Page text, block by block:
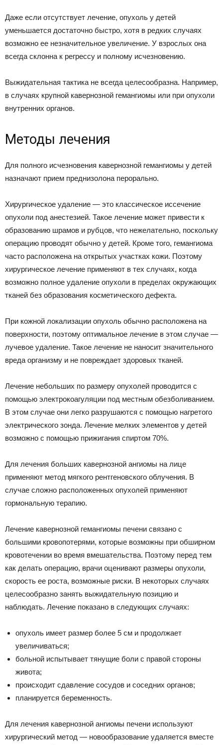
Даже если отсутствует лечение, опухоль у детей
уменьшается достаточно быстро, хотя в редких случаях
возможно ее незначительное увеличение. У взрослых она
всегда склонна к регрессу и полному исчезновению.
Выжидательная тактика не всегда целесообразна. Например,
в случаях крупной кавернозной гемангиомы или при опухоли
внутренних органов.
Методы лечения
Для полного исчезновения кавернозной гемангиомы у детей
назначают прием преднизолона перорально.
Хирургическое удаление — это классическое иссечение
опухоли под анестезией. Такое лечение может привести к
образованию шрамов и рубцов, что нежелательно, поскольку
операцию проводят обычно у детей. Кроме того, гемангиома
часто расположена на открытых участках кожи. Поэтому
хирургическое лечение применяют в тех случаях, когда
возможно полное удаление опухоли в пределах окружающих
тканей без образования косметического дефекта.
При кожной локализации опухоль обычно расположена на
поверхности, поэтому оптимальное лечение в этом случае —
лучевое удаление. Такое лечение не наносит значительного
вреда организму и не повреждает здоровых тканей.
Лечение небольших по размеру опухолей проводится с
помощью электрокоагуляции под местным обезболиванием.
В этом случае они легко разрушаются с помощью нагретого
электрического зонда. Лечение мелких элементов у детей
возможно с помощью прижигания спиртом 70%.
Для лечения больших кавернозной ангиомы на лице
применяют метод мягкого рентгеновского облучения. В
случае сложно расположенных опухолей применяют
гормональную терапию.
Лечение кавернозной гемангиомы печени связано с
большими кровопотерями, которые возможны при обширном
кровотечении во время вмешательства. Поэтому перед тем
как делать операцию, врачи оценивают размеры опухоли,
скорость ее роста, возможные риски. В некоторых случаях
целесообразно занять выжидательную позицию и
наблюдать. Лечение показано в следующих случаях:
опухоль имеет размер более 5 см и продолжает
увеличиваться;
больной испытывает тянущие боли с правой стороны
живота;
происходит сдавление сосудов и соседних органов;
планируется беременность.
Для лечения кавернозной ангиомы печени используют
хирургический метод — новообразование удаляется вместе